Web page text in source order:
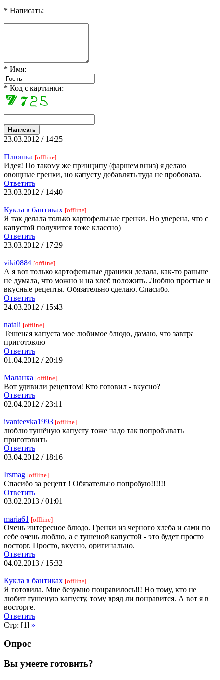
* Написать:
* Имя:
* Код с картинки:
23.03.2012 / 14:25
Плюшка [offline]
Идея! По такому же принципу (фаршем вниз) я делаю
овощные гренки, но капусту добавлять туда не пробовала.
Ответить
23.03.2012 / 14:40
Кукла в бантиках [offline]
Я так делала только картофельные гренки. Но уверена, что с
капустой получится тоже классно)
Ответить
23.03.2012 / 17:29
viki0884 [offline]
А я вот только картофельные драники делала, как-то раньше
не думала, что можно и на хлеб положить. Люблю простые и
вкусные рецепты. Обязательно сделаю. Спасибо.
Ответить
24.03.2012 / 15:43
natali [offline]
Тешеная капуста мое любимое блюдо, дамаю, что завтра
приготовлю
Ответить
01.04.2012 / 20:19
Маланка [offline]
Вот удивили рецептом! Кто готовил - вкусно?
Ответить
02.04.2012 / 23:11
ivanteevka1993 [offline]
люблю тушёную капусту тоже надо так попробывать
приготовить
Ответить
03.04.2012 / 18:16
Irsmag [offline]
Спасибо за рецепт ! Обязательно попробую!!!!!!
Ответить
03.02.2013 / 01:01
maria61 [offline]
Очень интересное блюдо. Гренки из черного хлеба и сами по
себе очень люблю, а с тушеной капустой - это будет просто
восторг. Просто, вкусно, оригинально.
Ответить
04.02.2013 / 15:32
Кукла в бантиках [offline]
Я готовила. Мне безумно понравилось!!! Но тому, кто не
любит тушеную капусту, тому вряд ли понравится. А вот я в
восторге.
Ответить
Стр: [1] »
Опрос
Вы умеете готовить?